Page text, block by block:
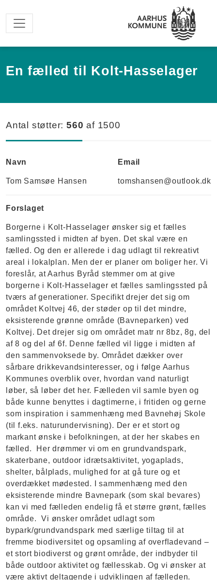
En fælled til Kolt-Hasselager
Antal støtter: 560 af 1500
Navn
Tom Samsøe Hansen
Email
tomshansen@outlook.dk
Forslaget
Borgerne i Kolt-Hasselager ønsker sig et fælles
samlingssted i midten af byen. Det skal være en
fælled. Og den er allerede i dag udlagt til rekreativt
areal i lokalplan. Men der er planer om boliger her. Vi
foreslår, at Aarhus Byråd stemmer om at give
borgerne i Kolt-Hasselager et fælles samlingssted på
tværs af generationer. Specifikt drejer det sig om
området Koltvej 46, der støder op til det mindre,
eksisterende grønne område (Bavneparken) ved
Koltvej. Det drejer sig om området matr nr 8bz, 8g, del
af 8 og del af 6f. Denne fælled vil ligge i midten af
den sammenvoksede by. Området dækker over
sårbare drikkevandsinteresser, og i følge Aarhus
Kommunes overblik over, hvordan vand naturligt
løber, så løber det her. Fælleden vil samle byen og
både kunne benyttes i dagtimerne, i fritiden og gerne
som inspiration i sammenhæng med Bavnehøj Skole
(til f.eks. naturundervisning). Der er et stort og
markant ønske i befolkningen, at der her skabes en
fælled. Her drømmer vi om en grundvandspark,
skaterbane, outdoor idrætsaktivitet, yogaplads,
shelter, bålplads, mulighed for at gå ture og et
overdækket mødested. I sammenhæng med den
eksisterende mindre Bavnepark (som skal bevares)
kan vi med fælleden endelig få et større grønt, fælles
område. Vi ønsker området udlagt som
bypark/grundvandspark med særlige tiltag til at
fremme biodiversitet og opsamling af overfladevand –
et stort biodiverst og grønt område, der indbyder til
både outdoor aktivitet og fællesskab. Og vi ønsker at
være aktivt deltagende i udviklingen af fælleden.